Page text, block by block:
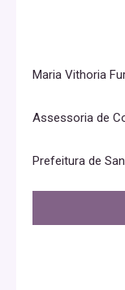
Maria Vithoria
Assessoria de
Prefeitura de